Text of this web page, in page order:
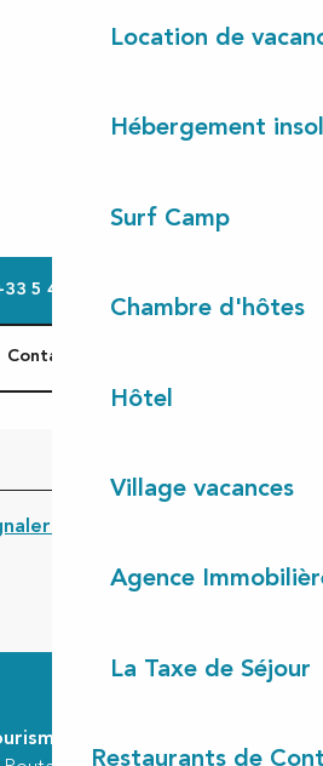
Location de
Hébergement
Surf Camp
Chambre d'hôtes
Hôtel
Village vacances
Agence
La Taxe de Séjour
Restaurants de
5 47 55 63
Contactez-nous
une erreur
Communautaire